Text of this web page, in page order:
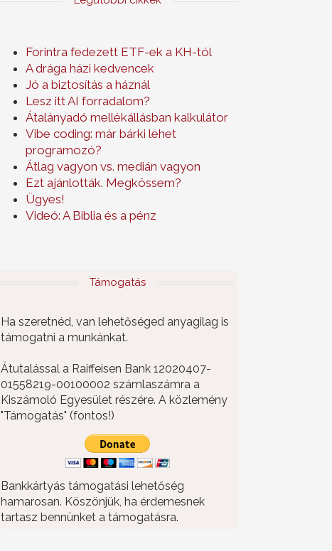
Forintra fedezett ETF-ek a KH-tól
A drága házi kedvencek
Jó a biztosítás a háznál
Lesz itt AI forradalom?
Átalányadó mellékállásban kalkulátor
Vibe coding: már bárki lehet
programozó?
Átlag vagyon vs. medián vagyon
Ezt ajánlották. Megkössem?
Ügyes!
Videó: A Biblia és a pénz
Támogatás
Ha szeretnéd, van lehetőséged anyagilag is
támogatni a munkánkat.
Átutalással a Raiffeisen Bank 12020407-
01558219-00100002 számlaszámra a
Kiszámoló Egyesület részére. A közlemény
"Támogatás" (fontos!)
Bankkártyás támogatási lehetőség
hamarosan. Köszönjük, ha érdemesnek
tartasz bennünket a támogatásra.